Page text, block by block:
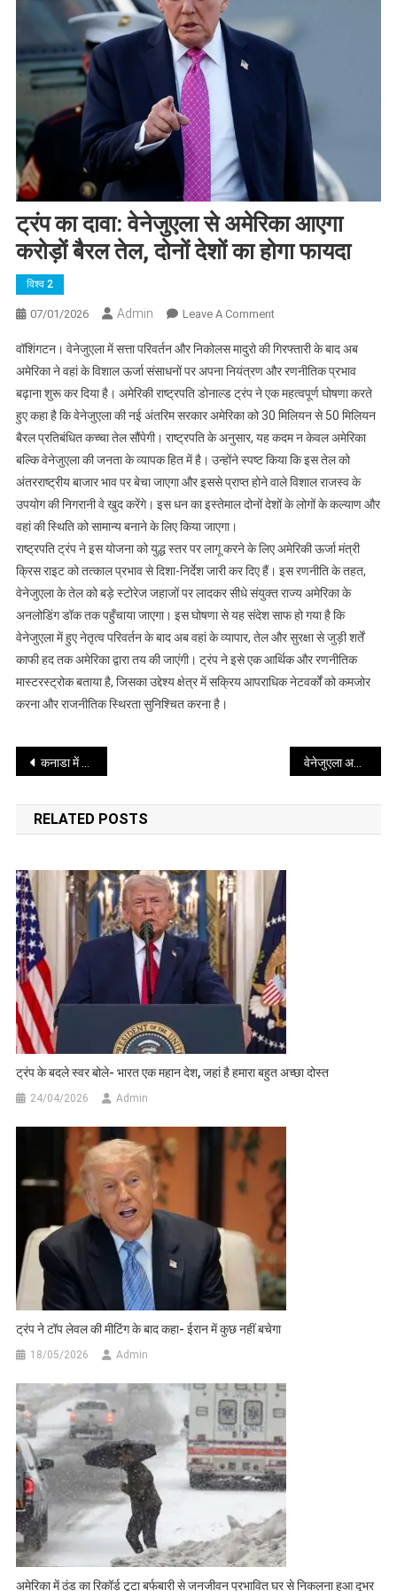
ट्रंप का दावा: वेनेजुएला से अमेरिका आएगा
करोड़ों बैरल तेल, दोनों देशों का होगा फायदा
विश्व 2
07/01/2026 Admin Leave A CommentOn
का
दावा:
वेनेजुएला
से
अमेरिका
आएगा
करोड़ों
बैरल
देशों
का
होगा
फायदा
वॉशिंगटन। वेनेजुएला में सत्ता परिवर्तन और निकोलस मादुरो की गिरफ्तारी के बाद अब
अमेरिका ने वहां के विशाल ऊर्जा संसाधनों पर अपना नियंत्रण और रणनीतिक प्रभाव
बढ़ाना शुरू कर दिया है। अमेरिकी राष्ट्रपति डोनाल्ड ट्रंप ने एक महत्वपूर्ण घोषणा करते
हुए कहा है कि वेनेजुएला की नई अंतरिम सरकार अमेरिका को 30 मिलियन से 50 मिलियन
बैरल प्रतिबंधित कच्चा तेल सौंपेगी। राष्ट्रपति के अनुसार, यह कदम न केवल अमेरिका
बल्कि वेनेजुएला की जनता के व्यापक हित में है। उन्होंने स्पष्ट किया कि इस तेल को
अंतरराष्ट्रीय बाजार भाव पर बेचा जाएगा और इससे प्राप्त होने वाले विशाल राजस्व के
उपयोग की निगरानी वे खुद करेंगे। इस धन का इस्तेमाल दोनों देशों के लोगों के कल्याण और
वहां की स्थिति को सामान्य बनाने के लिए किया जाएगा।
राष्ट्रपति ट्रंप ने इस योजना को युद्ध स्तर पर लागू करने के लिए अमेरिकी ऊर्जा मंत्री
क्रिस राइट को तत्काल प्रभाव से दिशा-निर्देश जारी कर दिए हैं। इस रणनीति के तहत,
वेनेजुएला के तेल को बड़े स्टोरेज जहाजों पर लादकर सीधे संयुक्त राज्य अमेरिका के
अनलोडिंग डॉक तक पहुँचाया जाएगा। इस घोषणा से यह संदेश साफ हो गया है कि
वेनेजुएला में हुए नेतृत्व परिवर्तन के बाद अब वहां के व्यापार, तेल और सुरक्षा से जुड़ी शर्तें
काफी हद तक अमेरिका द्वारा तय की जाएंगी। ट्रंप ने इसे एक आर्थिक और रणनीतिक
मास्टरस्ट्रोक बताया है, जिसका उद्देश्य क्षेत्र में सक्रिय आपराधिक नेटवर्कों को कमजोर
करना और राजनीतिक स्थिरता सुनिश्चित करना है।
Post
navigation
कनाडा में सड़क हादसा: मोहाली के इकलौते बेटे की मौत वेनेजुएला अटैक के बाद दहशत में ट्रंप: मिडटर्म चुनाव में हार और महाभियोग का बढ़ा खतरा
RELATED POSTS
ट्रंप के बदले स्वर बोले- भारत एक महान देश, जहां है हमारा बहुत अच्छा दोस्त
24/04/2026 Admin
ट्रंप ने टॉप लेवल की मीटिंग के बाद कहा- ईरान में कुछ नहीं बचेगा
18/05/2026 Admin
अमेरिका में ठंड का रिकॉर्ड टूटा बर्फबारी से जनजीवन प्रभावित घर से निकलना हुआ दूभर